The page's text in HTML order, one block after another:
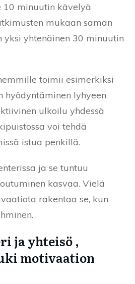
10 minuutin kävelyä
mukaan saman
yksi yhtenäinen 30 minuutin
toimii esimerkiksi
hyödyntäminen lyhyeen
ulkoilu yhdessä
voi tehdä
istua penkillä.
ja se tuntuu
kasvaa. Vielä
rakentaa se, kun
ja yhteisö ,
motivaation